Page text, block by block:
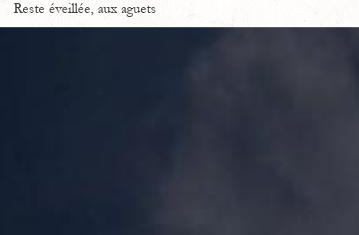
Reste éveillée, aux aguets